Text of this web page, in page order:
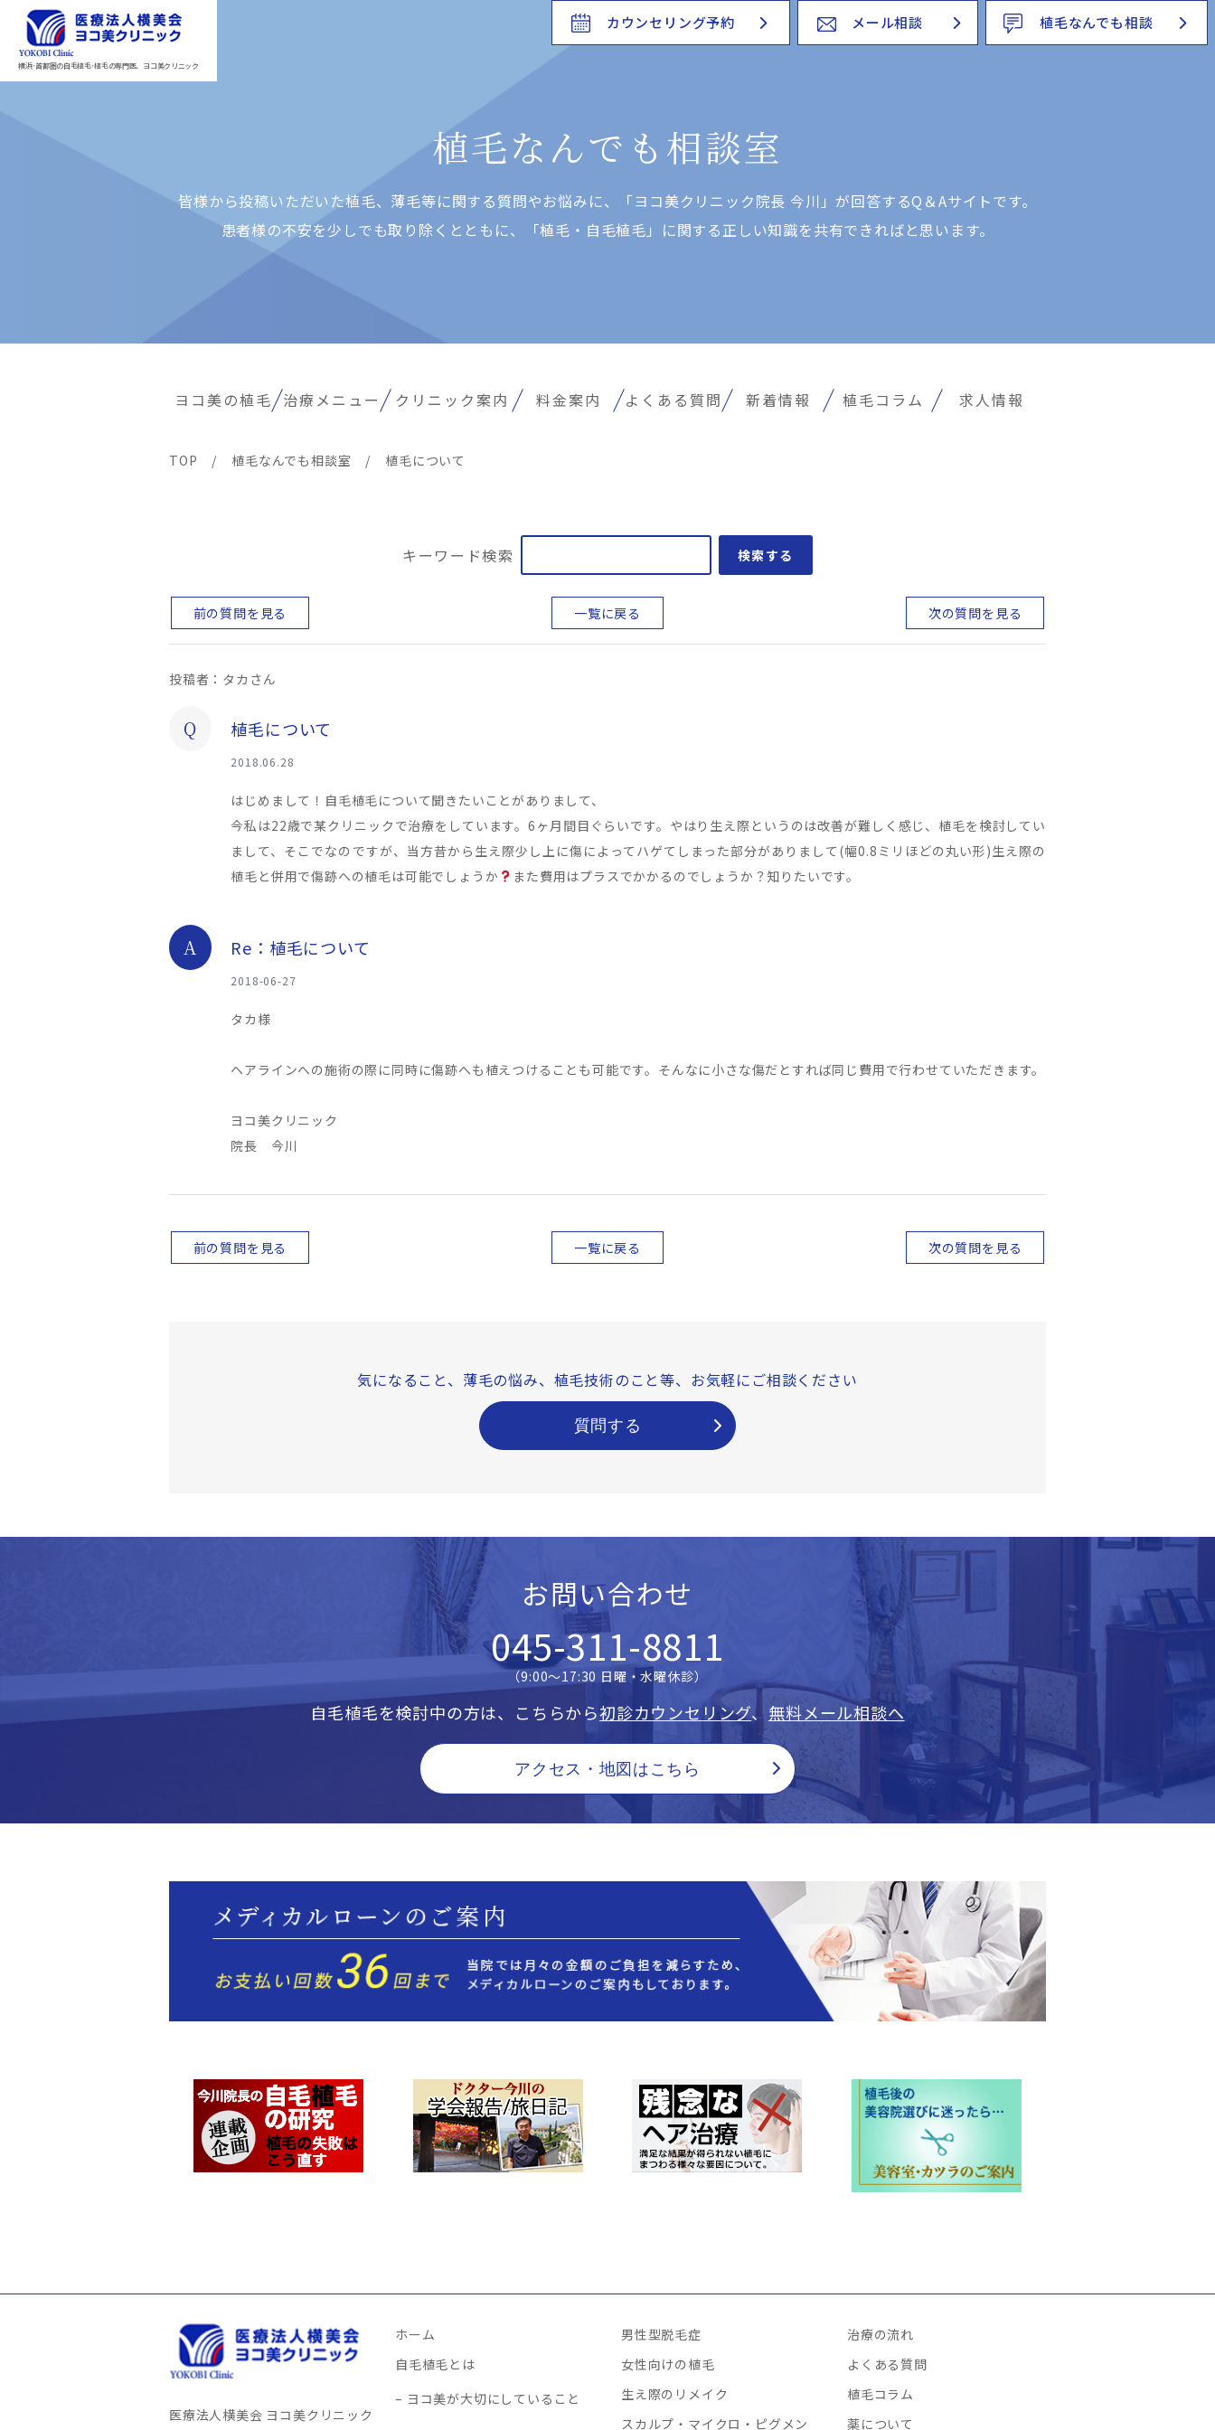
横浜･首都圏の自毛植毛･植毛の専門医、ヨコ美クリニック
カウンセリング予約 メール相談 植毛なんでも相談
植毛なんでも相談室
皆様から投稿いただいた植⽑、薄⽑等に関する質問やお悩みに、「ヨコ美クリニック院⻑ 今川」が回答するQ＆Aサイトです。
患者様の不安を少しでも取り除くとともに、「植⽑・⾃⽑植⽑」に関する正しい知識を共有できればと思います。
ヨコ美の植毛 治療メニュー クリニック案内 料金案内 よくある質問 新着情報 植毛コラム 求人情報
TOP / 植毛なんでも相談室 / 植毛について
キーワード検索 検索する
前の質問を見る 一覧に戻る 次の質問を見る
投稿者：タカさん
Q 植毛について
2018.06.28
はじめまして！自毛植毛について聞きたいことがありまして、
今私は22歳で某クリニックで治療をしています。6ヶ月間目ぐらいです。やはり生え際というのは改善が難しく感じ、植毛を検討してい
まして、そこでなのですが、当方昔から生え際少し上に傷によってハゲてしまった部分がありまして(幅0.8ミリほどの丸い形)生え際の
植毛と併用で傷跡への植毛は可能でしょうか
また費用はプラスでかかるのでしょうか？知りたいです。
A Re：植毛について
2018-06-27
タカ様
ヘアラインへの施術の際に同時に傷跡へも植えつけることも可能です。そんなに小さな傷だとすれば同じ費用で行わせていただきます。
ヨコ美クリニック
院長 今川
前の質問を見る 一覧に戻る 次の質問を見る
気になること、薄毛の悩み、 植毛技術のこと等、 お気軽にご相談ください
質問する
お問い合わせ
045-311-8811
（9:00〜17:30 日曜・水曜休診）
自毛植毛を検討中の方は、こちらから初診カウンセリング、 無料メール相談へ
アクセス・地図はこちら
医療法人横美会 ヨコ美クリニック
ホーム
自毛植毛とは
ヨコ美が大切にしていること
男性型脱毛症
女性向けの植毛
生え際のリメイク
スカルプ・マイクロ・ピグメン
治療の流れ
よくある質問
植毛コラム
薬について